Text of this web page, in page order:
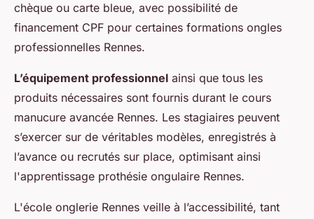
chèque ou carte bleue, avec possibilité de
financement CPF pour certaines formations ongles
professionnelles Rennes.
L’équipement professionnel ainsi que tous les
produits nécessaires sont fournis durant le cours
manucure avancée Rennes. Les stagiaires peuvent
s’exercer sur de véritables modèles, enregistrés à
l’avance ou recrutés sur place, optimisant ainsi
l'apprentissage prothésie ongulaire Rennes.
L'école onglerie Rennes veille à l’accessibilité, tant